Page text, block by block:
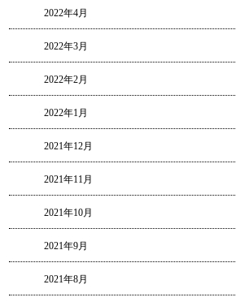
2022年4月
2022年3月
2022年2月
2022年1月
2021年12月
2021年11月
2021年10月
2021年9月
2021年8月